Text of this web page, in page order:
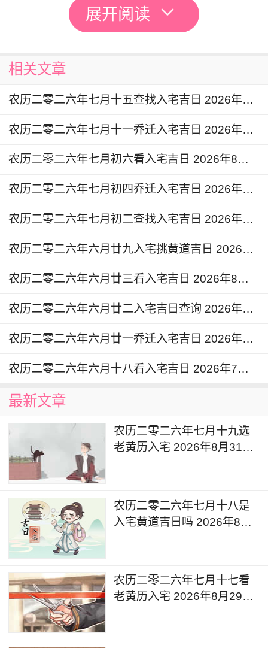
1.在选择房屋的时候，应避免缺西北和西南角。西
表主妇、妈妈，因此缺了的话气场就不稳定。
2.搬家的路线要注意避开阴气和煞气较重的地方，
道而行。
3.从阳台望出去，道路弯角直冲向阳台，就是街道
反弓的格局，这是一种凶的风水。要在阳台的两旁
展开阅读
相关文章
农历二零二六年七月十五查找入宅吉日 2026年8月27日是入宅黄道吉日吗
农历二零二六年七月十一乔迁入宅吉日 2026年8月23日今天适合入宅么
农历二零二六年七月初六看入宅吉日 2026年8月18日黄道吉日查询
农历二零二六年七月初四乔迁入宅吉日 2026年8月16日入宅的说法和讲究
农历二零二六年七月初二查找入宅吉日 2026年8月14日今天是搬家入宅吉日吗
农历二零二六年六月廿九入宅挑黄道吉日 2026年8月11日是不是搬家入宅吉日
农历二零二六年六月廿三看入宅吉日 2026年8月5日可以扮新家吗
农历二零二六年六月廿二入宅吉日查询 2026年8月4日是入宅好日子吗
农历二零二六年六月廿一乔迁入宅吉日 2026年8月3日今天入宅日子好不好
农历二零二六年六月十八看入宅吉日 2026年7月31日今天入宅好不好
最新文章
农历二零二六年七月十九选
老黄历入宅 2026年8月31日
农历二零二六年七月十八是
入宅黄道吉日吗 2026年8月
农历二零二六年七月十七看
老黄历入宅 2026年8月29日